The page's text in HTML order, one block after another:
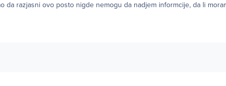
da razjasni ovo posto nigde nemogu da nadjem informcije, da li